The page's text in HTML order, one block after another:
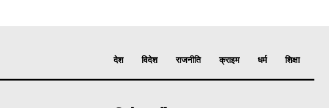
देश विदेश राजनीति क्राइम धर्म शिक्षा